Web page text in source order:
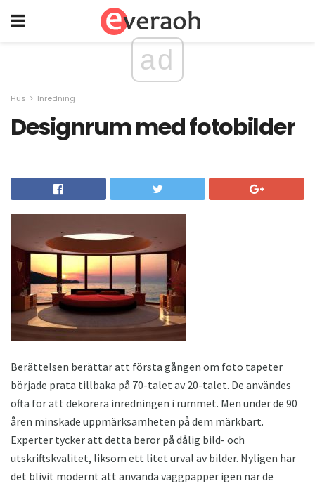
ad
Hus Inredning
Designrum med fotobilder
Berättelsen berättar att första gången om foto tapeter
började prata tillbaka på 70-talet av 20-talet. De användes
ofta för att dekorera inredningen i rummet. Men under de 90
åren minskade uppmärksamheten på dem märkbart.
Experter tycker att detta beror på dålig bild- och
utskriftskvalitet, liksom ett litet urval av bilder. Nyligen har
det blivit modernt att använda väggpapper igen när de